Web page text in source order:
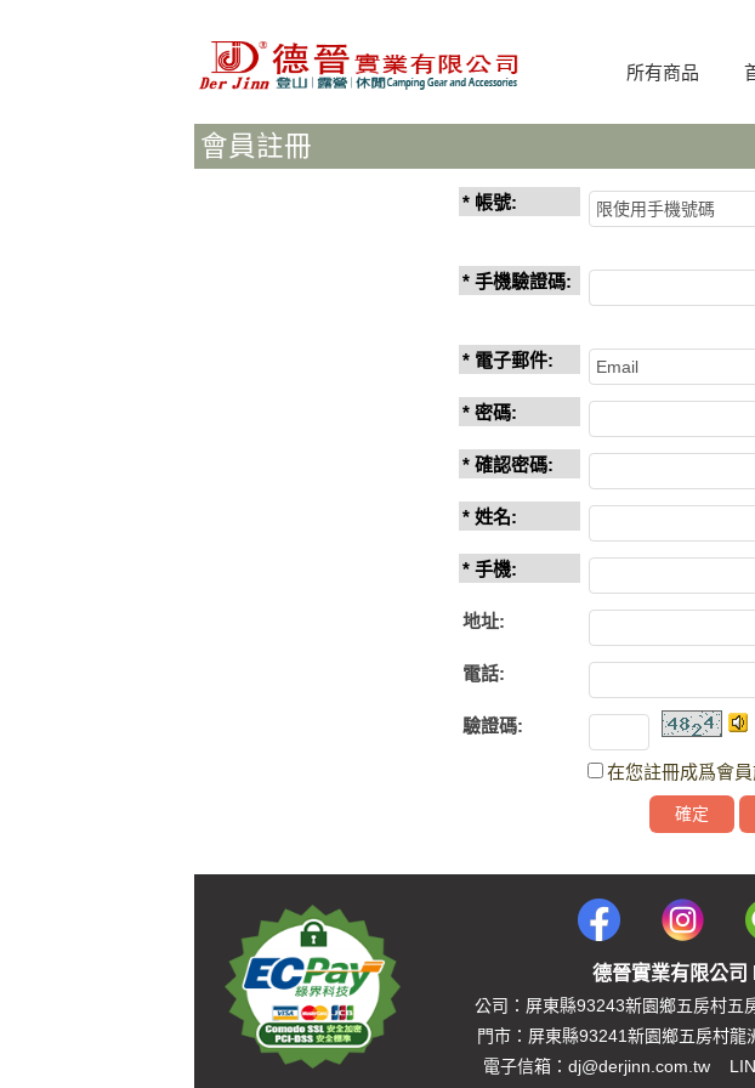
所有商品
會員註冊
* 帳號:
* 手機驗證碼:
* 電子郵件:
* 密碼:
* 確認密碼:
* 姓名:
* 手機:
地址:
電話:
驗證碼:
在您註冊成爲會
德晉實業有限公
公司：屏東縣93243新園鄉五房村
門市：屏東縣93241新園鄉五房村
電子信箱：dj@derjinn.com.tw